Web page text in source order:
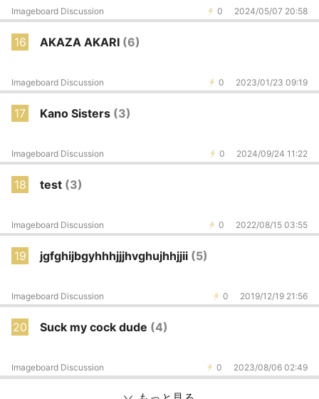
0 2024/05/07 20:58
Imageboard Discussion
16 AKAZA AKARI (6)
0 2023/01/23 09:19
Imageboard Discussion
17 Kano Sisters (3)
0 2024/09/24 11:22
Imageboard Discussion
18 test (3)
0 2022/08/15 03:55
Imageboard Discussion
19 jgfghijbgyhhhjjjhvghujhhjjii (5)
0 2019/12/19 21:56
Imageboard Discussion
20 Suck my cock dude (4)
0 2023/08/06 02:49
Imageboard Discussion